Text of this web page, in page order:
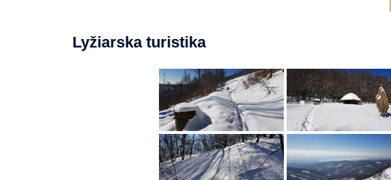
Lyžiarska turistika